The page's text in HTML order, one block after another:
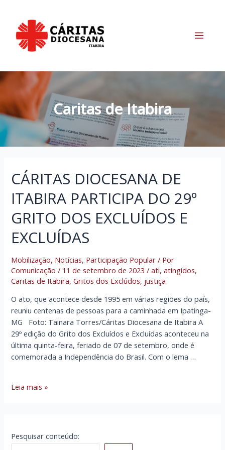
conteúdo
Caritas de Itabira
CÁRITAS DIOCESANA DE
ITABIRA PARTICIPA DO 29º
GRITO DOS EXCLUÍDOS E
EXCLUÍDAS
Mobilização, Notícias, Participação Popular / Por
Comunicação/ 11 de setembro de 2023/ati,atingidos,
Caritas de Itabira,Gritos dos Exclúdos, justiça
O ato, que acontece desde 1995 em várias regiões do país,
reuniu centenas de pessoas para a caminhada em Ipatinga-
MG Foto: Tainara Torres/Cáritas Diocesana de Itabira A
29º edição do Grito dos Excluídos e Excluídas aconteceu na
última quinta-feira, feriado de 07 de setembro, onde é
comemorada a Independência do Brasil. Com o lema …
CÁRITAS
PARTICIPA
DO
Leia mais »
Pesquisar conteúdo: